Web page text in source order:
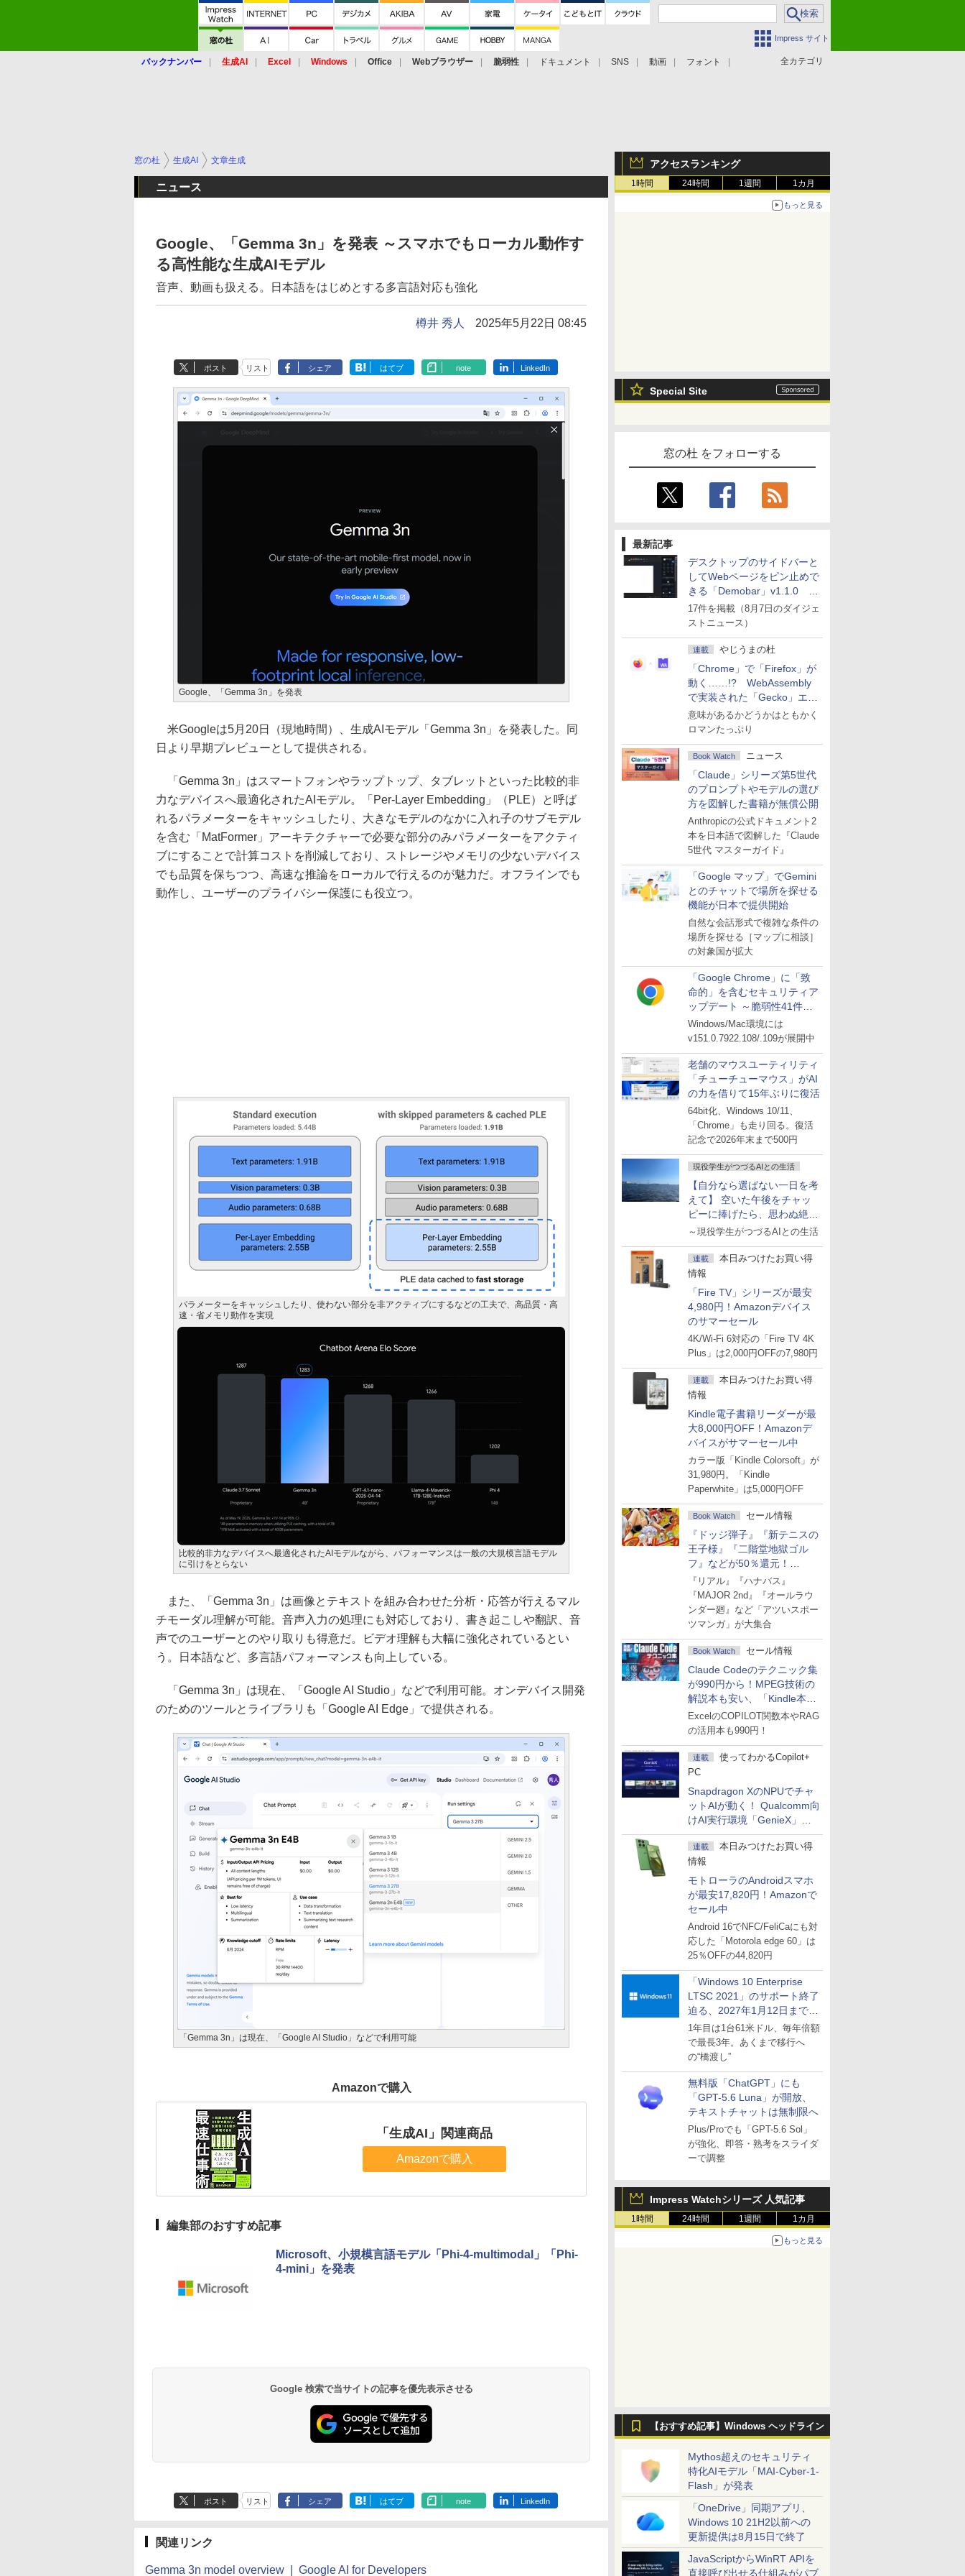
Impress サイト
全カテゴリ
バックナンバー 生成AI Excel Windows Office Webブラウザー 脆弱性 ドキュメント SNS 動画 フォント
アクセスランキング
1時間 24時間 1週間 1カ月
もっと見る
Special Site
窓の杜 をフォローする
最新記事
デスクトップのサイドバーと
してWebページをピン止めで
きる「Demobar」v1.1.0 ほ
か
17件を掲載（8月7日のダイジェ
ストニュース）
連載 やじうまの杜
「Chrome」で「Firefox」が
動く……!? WebAssembly
で実装された「Gecko」エン
ジン
意味があるかどうかはともかく
ロマンたっぷり
Book Watch ニュース
「Claude」シリーズ第5世代
のプロンプトやモデルの選び
方を図解した書籍が無償公開
Anthropicの公式ドキュメント2
本を日本語で図解した『Claude
5世代 マスターガイド』
「Google マップ」でGemini
とのチャットで場所を探せる
機能が日本で提供開始
自然な会話形式で複雑な条件の
場所を探せる［マップに相談］
の対象国が拡大
「Google Chrome」に「致
命的」を含むセキュリティア
ップデート ～脆弱性41件に
対処
Windows/Mac環境には
v151.0.7922.108/.109が展開中
老舗のマウスユーティリティ
「チューチューマウス」がAI
の力を借りて15年ぶりに復活
64bit化、Windows 10/11、
「Chrome」も走り回る。復活
記念で2026年末まで500円
現役学生がつづるAIとの生活
【自分なら選ばない一日を考
えて】 空いた午後をチャッ
ピーに捧げたら、思わぬ絶景
に出会った話
～現役学生がつづるAIとの生活
連載
本日みつけたお買い得
情報
「Fire TV」シリーズが最安
4,980円！Amazonデバイス
のサマーセール
4K/Wi-Fi 6対応の「Fire TV 4K
Plus」は2,000円OFFの7,980円
連載
本日みつけたお買い得
情報
Kindle電子書籍リーダーが最
大8,000円OFF！Amazonデ
バイスがサマーセール中
カラー版「Kindle Colorsoft」が
31,980円。「Kindle
Paperwhite」は5,000円OFF
Book Watch セール情報
『ドッジ弾子』『新テニスの
王子様』『二階堂地獄ゴル
フ』などが50％還元！
Amazonマンガ週末セール
『リアル』『ハナバス』
『MAJOR 2nd』『オールラウ
ンダー廻』など「アツいスポー
ツマンガ」が大集合
Book Watch セール情報
Claude Codeのテクニック集
が990円から！MPEG技術の
解説本も安い、「Kindle本サ
マーセール」第2弾開始！
ExcelのCOPILOT関数本やRAG
の活用本も990円！
連載
使ってわかるCopilot+
PC
Snapdragon XのNPUでチャ
ットAIが動く！ Qualcomm向
けAI実行環境「GenieX」を
試してみた
連載
本日みつけたお買い得
情報
モトローラのAndroidスマホ
が最安17,820円！Amazonで
セール中
Android 16でNFC/FeliCaにも対
応した「Motorola edge 60」は
25％OFFの44,820円
「Windows 10 Enterprise
LTSC 2021」のサポート終了
迫る、2027年1月12日まで
～ESUは9月1日から販売
1年目は1台61米ドル、毎年倍額
で最長3年。あくまで移行へ
の“橋渡し”
無料版「ChatGPT」にも
「GPT-5.6 Luna」が開放、
テキストチャットは無制限へ
Plus/Proでも「GPT-5.6 Sol」
が強化、即答・熟考をスライダ
ーで調整
Impress Watchシリーズ 人気記事
1時間 24時間 1週間 1カ月
もっと見る
【おすすめ記事】Windows ヘッドライン
Mythos超えのセキュリティ
特化AIモデル「MAI-Cyber-1-
Flash」が発表
「OneDrive」同期アプリ、
Windows 10 21H2以前への
更新提供は8月15日で終了
JavaScriptからWinRT APIを
直接呼び出せる仕組みがパブ
窓の杜 生成AI 文章生成
ニュース
Google、「Gemma 3n」を発表 ～スマホでもローカル動作す
る高性能な生成AIモデル
音声、動画も扱える。日本語をはじめとする多言語対応も強化
樽井 秀人 2025年5月22日 08:45
ポスト リスト シェア はてブ note LinkedIn
Google、「Gemma 3n」を発表
米Googleは5月20日（現地時間）、生成AIモデル「Gemma 3n」を発表した。同
日より早期プレビューとして提供される。
「Gemma 3n」はスマートフォンやラップトップ、タブレットといった比較的非
力なデバイスへ最適化されたAIモデル。「Per-Layer Embedding」（PLE）と呼ば
れるパラメーターをキャッシュしたり、大きなモデルのなかに入れ子のサブモデル
を含む「MatFormer」アーキテクチャーで必要な部分のみパラメーターをアクティ
ブにすることで計算コストを削減しており、ストレージやメモリの少ないデバイス
でも品質を保ちつつ、高速な推論をローカルで行えるのが魅力だ。オフラインでも
動作し、ユーザーのプライバシー保護にも役立つ。
パラメーターをキャッシュしたり、使わない部分を非アクティブにするなどの工夫で、高品質・高
速・省メモリ動作を実現
比較的非力なデバイスへ最適化されたAIモデルながら、パフォーマンスは一般の大規模言語モデル
に引けをとらない
また、「Gemma 3n」は画像とテキストを組み合わせた分析・応答が行えるマル
チモーダル理解が可能。音声入力の処理にも対応しており、書き起こしや翻訳、音
声でのユーザーとのやり取りも得意だ。ビデオ理解も大幅に強化されているとい
う。日本語など、多言語パフォーマンスも向上している。
「Gemma 3n」は現在、「Google AI Studio」などで利用可能。オンデバイス開発
のためのツールとライブラリも「Google AI Edge」で提供される。
「Gemma 3n」は現在、「Google AI Studio」などで利用可能
Amazonで購入
「生成AI」関連商品
Amazonで購入
編集部のおすすめ記事
Microsoft、小規模言語モデル「Phi-4-multimodal」「Phi-
4-mini」を発表
Google 検索で当サイトの記事を優先表示させる
ポスト リスト シェア はてブ note LinkedIn
関連リンク
Gemma 3n model overview | Google AI for Developers